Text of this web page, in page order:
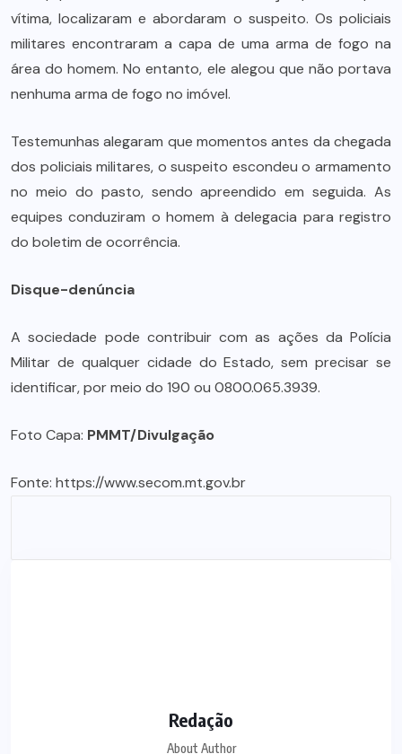
vítima, localizaram e abordaram o suspeito. Os policiais
militares encontraram a capa de uma arma de fogo na
área do homem. No entanto, ele alegou que não portava
nenhuma arma de fogo no imóvel.
Testemunhas alegaram que momentos antes da chegada
dos policiais militares, o suspeito escondeu o armamento
no meio do pasto, sendo apreendido em seguida. As
equipes conduziram o homem à delegacia para registro
do boletim de ocorrência.
Disque-denúncia
A sociedade pode contribuir com as ações da Polícia
Militar de qualquer cidade do Estado, sem precisar se
identificar, por meio do 190 ou 0800.065.3939.
Foto Capa: PMMT/Divulgação
Fonte: https://www.secom.mt.gov.br
Redação
About Author